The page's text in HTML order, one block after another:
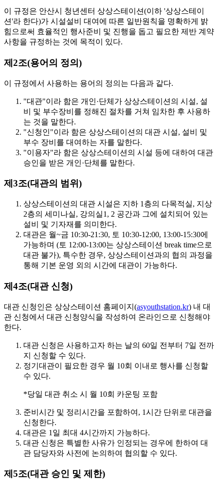
이 규정은 안산시 청년센터 상상스테이션(이하 '상상스테이
션'라 한다)가 시설설비 대여에 따른 일반원칙을 명확하게 밝
힘으로써 효율적인 행사준비 및 진행을 돕고 필요한 제반 계약
사항을 규정하는 것에 목적이 있다.
제2조(용어의 정의)
이 규정에서 사용하는 용어의 정의는 다음과 같다.
"대관"이라 함은 개인·단체가 상상스테이션의 시설, 설
비 및 부수장비를 정해진 절차를 거쳐 임차한 후 사용하
는 것을 말한다.
"신청인"이라 함은 상상스테이션의 대관 시설, 설비 및
부수 장비를 대여하는 자를 말한다.
"이용자"라 함은 상상스테이션의 시설 등에 대하여 대관
승인을 받은 개인·단체를 말한다.
제3조(대관의 범위)
상상스테이션의 대관 시설은 지하 1층의 다목적실, 지상
2층의 세미나실, 강의실1, 2 공간과 그에 설치되어 있는
설비 및 기자재를 의미한다.
대관은 월~금 10:30-21:30, 토 10:30-12:00, 13:00-15:30에
가능하며 (토 12:00-13:00는 상상스테이션 break time으로
대관 불가), 특수한 경우, 상상스테이션과의 협의 과정을
통해 기본 운영 외의 시간에 대관이 가능하다.
제4조(대관 신청)
대관 신청인은 상상스테이션 홈페이지(asyouthstation.kr) 내 대
관 신청에서 대관 신청양식을 작성하여 온라인으로 신청해야
한다.
대관 신청은 사용하고자 하는 날의 60일 전부터 7일 전까
지
신청할 수 있다.
정기대관이 필요한 경우 월 10회 이내 로 행사를 신청할
수 있다.
*당일 대관 취소 시 월 10회 카운팅 포함
준비시간 및 정리시간을 포함하여, 1시간 단위 로 대관을
신청한다.
대관은 1일 최대 4시간까지 가능하다.
대관 신청은 특별한 사유가 인정되는 경우에 한하여 대
관 담당자와 사전에 논의하여 협의할 수 있다.
제5조(대관 승인 및 제한)